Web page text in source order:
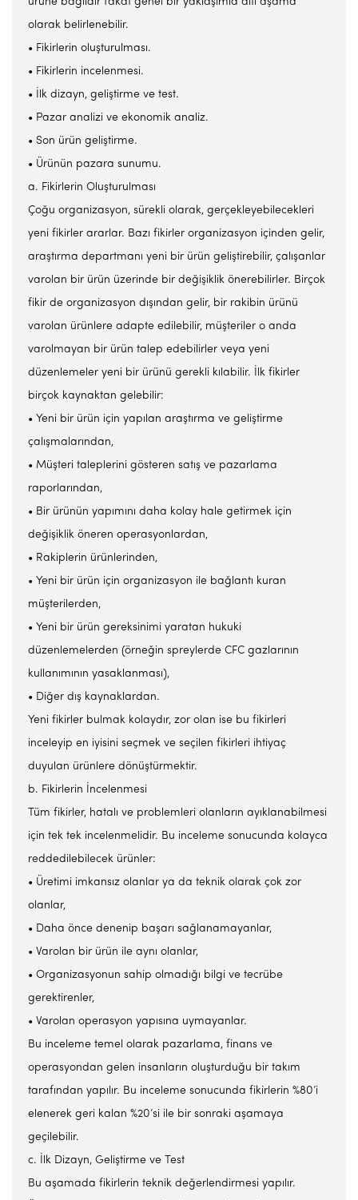
olarak belirlenebilir.
• Fikirlerin oluşturulması.
• Fikirlerin incelenmesi.
• İlk dizayn, geliştirme ve test.
• Pazar analizi ve ekonomik analiz.
• Son ürün geliştirme.
• Ürünün pazara sunumu.
a. Fikirlerin Oluşturulması
Çoğu organizasyon, sürekli olarak, gerçekleyebilecekleri
yeni fikirler ararlar. Bazı fikirler organizasyon içinden gelir,
araştırma departmanı yeni bir ürün geliştirebilir, çalışanlar
varolan bir ürün üzerinde bir değişiklik önerebilirler. Birçok
fikir de organizasyon dışından gelir, bir rakibin ürünü
varolan ürünlere adapte edilebilir, müşteriler o anda
varolmayan bir ürün talep edebilirler veya yeni
düzenlemeler yeni bir ürünü gerekli kılabilir. İlk fikirler
birçok kaynaktan gelebilir:
• Yeni bir ürün için yapılan araştırma ve geliştirme
çalışmalarından,
• Müşteri taleplerini gösteren satış ve pazarlama
raporlarından,
• Bir ürünün yapımını daha kolay hale getirmek için
değişiklik öneren operasyonlardan,
• Rakiplerin ürünlerinden,
• Yeni bir ürün için organizasyon ile bağlantı kuran
müşterilerden,
• Yeni bir ürün gereksinimi yaratan hukuki
düzenlemelerden (örneğin spreylerde CFC gazlarının
kullanımının yasaklanması),
• Diğer dış kaynaklardan.
Yeni fikirler bulmak kolaydır, zor olan ise bu fikirleri
inceleyip en iyisini seçmek ve seçilen fikirleri ihtiyaç
duyulan ürünlere dönüştürmektir.
b. Fikirlerin İncelenmesi
Tüm fikirler, hatalı ve problemleri olanların ayıklanabilmesi
için tek tek incelenmelidir. Bu inceleme sonucunda kolayca
reddedilebilecek ürünler:
• Üretimi imkansız olanlar ya da teknik olarak çok zor
olanlar,
• Daha önce denenip başarı sağlanamayanlar,
• Varolan bir ürün ile aynı olanlar,
• Organizasyonun sahip olmadığı bilgi ve tecrübe
gerektirenler,
• Varolan operasyon yapısına uymayanlar.
Bu inceleme temel olarak pazarlama, finans ve
operasyondan gelen insanların oluşturduğu bir takım
tarafından yapılır. Bu inceleme sonucunda fikirlerin %80’i
elenerek geri kalan %20’si ile bir sonraki aşamaya
geçilebilir.
c. İlk Dizayn, Geliştirme ve Test
Bu aşamada fikirlerin teknik değerlendirmesi yapılır.